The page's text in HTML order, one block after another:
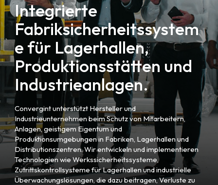
Integrierte
Fabriksicherheitssystem
e für Lagerhallen,
Produktionsstätten und
Industrieanlagen.
Convergint unterstützt Hersteller und
Industrieunternehmen beim Schutz von Mitarbeitern,
Anlagen, geistigem Eigentum und
Produktionsumgebungen in Fabriken, Lagerhallen und
Distributionszentren. Wir entwickeln und implementieren
Technologien wie Werkssicherheitssysteme,
Zutrittskontrollsysteme für Lagerhallen und industrielle
Überwachungslösungen, die dazu beitragen, Verluste zu